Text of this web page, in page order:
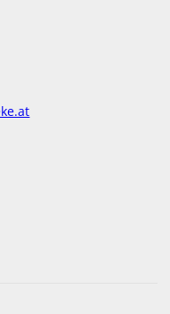
Recycling-
Recycling-
die in einem
natürlichen